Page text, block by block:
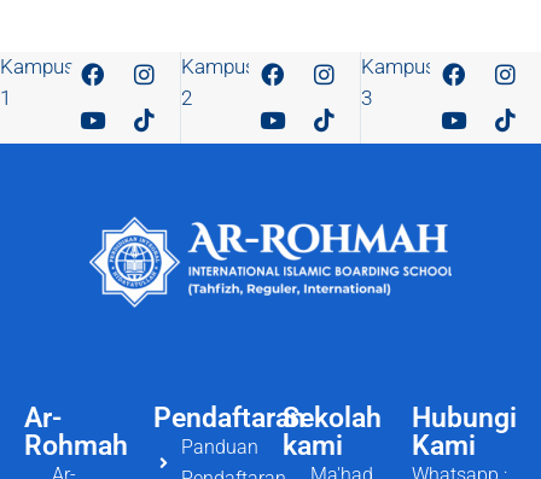
Kampus
1
Kampus
2
Kampus
3
Ar-
Rohmah
Ar-
Pendaftaran
Panduan
Hubungi
Kami
Whatsapp :
Sekolah
kami
Ma'had